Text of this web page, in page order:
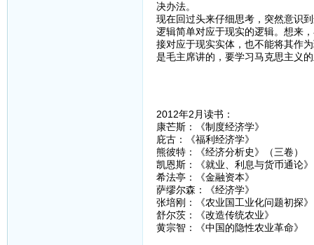
决办法。
现在回过头来仔细思考，突然意识
逻辑简单对应于现实的逻辑。想来
接对应于现实实体，也不能将其作
是毛主席讲的，要学习马克思主义
2012年2月读书：
康芒斯：《制度经济学》
庇古：《福利经济学》
熊彼特：《经济分析史》（三卷）
凯恩斯：《就业、利息与货币通论》
希法亭：《金融资本》
萨缪尔森：《经济学》
张培刚：《农业国工业化问题初探》
舒尔茨：《改造传统农业》
黄宗智：《中国的隐性农业革命》